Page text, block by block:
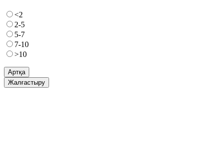
<2
2-5
5-7
7-10
>10
Артқа
Жалғастыру